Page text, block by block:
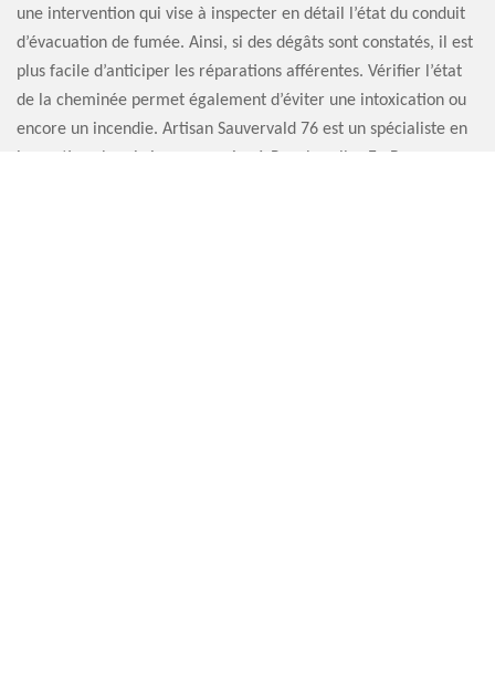
une intervention qui vise à inspecter en détail l’état du conduit
d’évacuation de fumée. Ainsi, si des dégâts sont constatés, il est
plus facile d’anticiper les réparations afférentes. Vérifier l’état
de la cheminée permet également d’éviter une intoxication ou
encore un incendie. Artisan Sauvervald 76 est un spécialiste en